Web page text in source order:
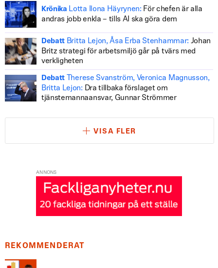
Krönika Lotta Ilona Häyrynen: För chefen är alla
andras jobb enkla – tills AI ska göra dem
Debatt Britta Lejon, Åsa Erba Stenhammar: Johan
Britz strategi för arbetsmiljö går på tvärs med
verkligheten
Debatt
Therese Svanström, Veronica Magnusson,
Britta Lejon: Dra tillbaka förslaget om
tjänstemannaansvar, Gunnar Strömmer
VISA FLER
ANNONS
REKOMMENDERAT